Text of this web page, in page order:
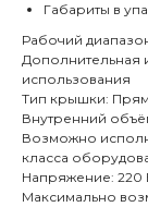
Габариты в
Рабочий
Дополнительная
использования
Тип крышки:
Внутренний
Возможно
класса
Напряжение: 220
Максимально